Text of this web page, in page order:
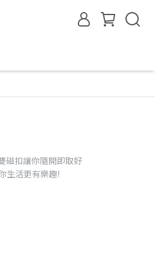
磁扣讓你隨開即取好
生活更有樂趣!